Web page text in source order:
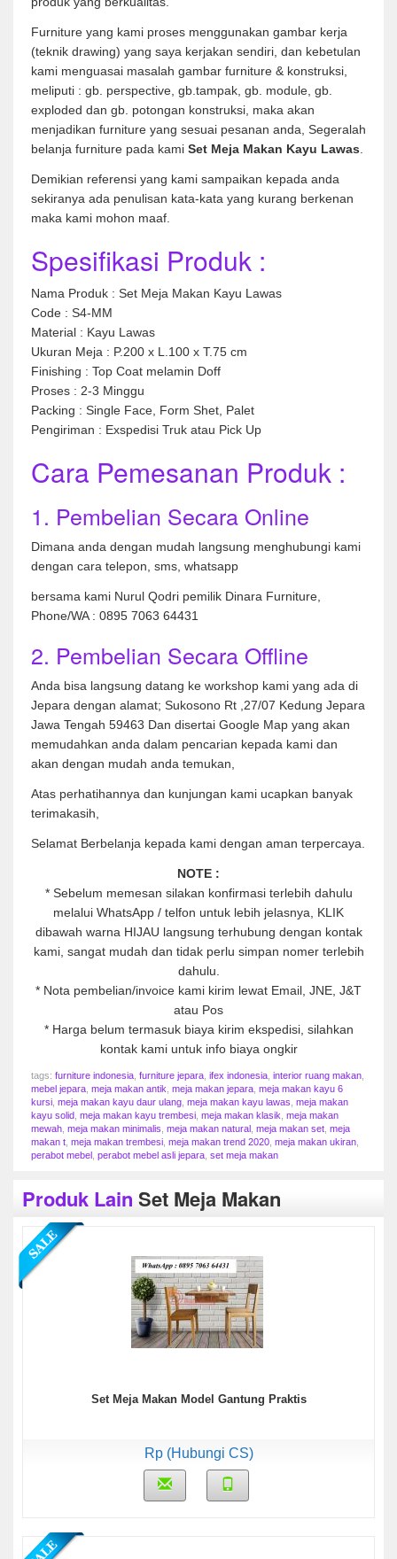
Furniture yang kami proses menggunakan gambar kerja
(teknik drawing) yang saya kerjakan sendiri, dan kebetulan
kami menguasai masalah gambar furniture & konstruksi,
meliputi : gb. perspective, gb.tampak, gb. module, gb.
exploded dan gb. potongan konstruksi, maka akan
menjadikan furniture yang sesuai pesanan anda, Segeralah
belanja furniture pada kami Set Meja Makan Kayu Lawas
Demikian referensi yang kami sampaikan kepada anda
sekiranya ada penulisan kata-kata yang kurang berkenan
maka kami mohon maaf.
Spesifikasi Produk :
Nama Produk : Set Meja Makan Kayu Lawas
Code : S4-MM
Material : Kayu Lawas
Ukuran Meja : P.200 x L.100 x T.75 cm
Finishing : Top Coat melamin Doff
Proses : 2-3 Minggu
Packing : Single Face, Form Shet, Palet
Pengiriman : Exspedisi Truk atau Pick Up
Cara Pemesanan Produk :
1. Pembelian Secara Online
Dimana anda dengan mudah langsung menghubungi kami
dengan cara telepon, sms, whatsapp
bersama kami Nurul Qodri pemilik Dinara Furniture,
Phone/WA : 0895 7063 64431
2. Pembelian Secara Offline
Anda bisa langsung datang ke workshop kami yang ada di
Jepara dengan alamat; Sukosono Rt ,27/07 Kedung Jepara
Jawa Tengah 59463 Dan disertai Google Map yang akan
memudahkan anda dalam pencarian kepada kami dan
akan dengan mudah anda temukan,
Atas perhatihannya dan kunjungan kami ucapkan banyak
terimakasih,
Selamat Berbelanja kepada kami dengan aman terpercaya.
NOTE :
* Sebelum memesan silakan konfirmasi terlebih dahulu
melalui WhatsApp / telfon untuk lebih jelasnya, KLIK
dibawah warna HIJAU langsung terhubung dengan kontak
kami, sangat mudah dan tidak perlu simpan nomer terlebih
dahulu.
* Nota pembelian/invoice kami kirim lewat Email, JNE, J&T
atau Pos
* Harga belum termasuk biaya kirim ekspedisi, silahkan
kontak kami untuk info biaya ongkir
tags: furniture indonesia furniture jepara ifex indonesia interior ruang makan
mebel jepara meja makan antik meja makan jepara meja makan kayu 6
kursi meja makan kayu daur ulang meja makan kayu lawas meja makan
kayu solid meja makan kayu trembesi meja makan klasik meja makan
mewah meja makan minimalis meja makan natural meja makan set meja
makan t meja makan trembesi meja makan trend 2020 meja makan ukiran
perabot mebel perabot mebel asli jepara set meja makan
Produk Lain Set Meja Makan
Set Meja Makan Model Gantung Praktis
Rp (Hubungi CS)